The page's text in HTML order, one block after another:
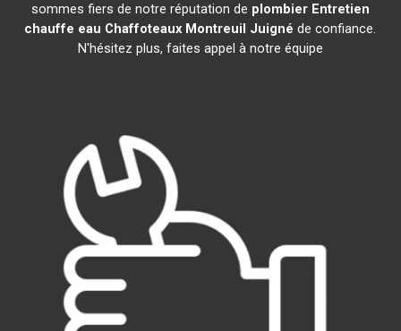
sommes fiers de notre réputation de plombier Entretien
chauffe eau Chaffoteaux Montreuil Juigné de confiance.
N'hésitez plus, faites appel à notre équipe